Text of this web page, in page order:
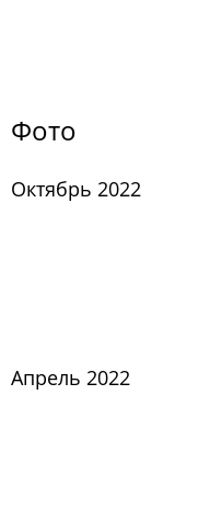
Фото
Октябрь 2022
Апрель 2022